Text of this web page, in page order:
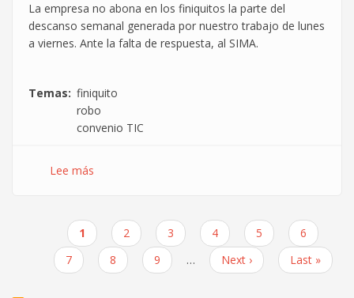
huelga
La empresa no abona en los finiquitos la parte del
descanso semanal generada por nuestro trabajo de lunes
a viernes. Ante la falta de respuesta, al SIMA.
Temas
finiquito
robo
convenio TIC
Lee más
DXC
al
SIMA
por
Paginación
Página
actual
1 Page
2 Page
3 Page
4 Page
5 Page
6
Page
7 Page
8 Page
9 …
Siguiente
página
Next ›
Última
página
Last »